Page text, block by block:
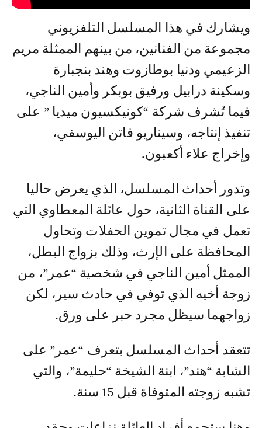
ويشارك في هذا المسلسل التلفزيوني
مجموعة من الفنانين، من بينهم الممثلة مريم
الزعيمي ودنيا بوطازوت وهند بنجبارة
وسكينة درابيل ورفيق بوبكر وأمين الناجي،
فيما تُشرف شركة “كونيكسيون ميديا ” على
تنفيذ إنتاجه، وسيناريو فاتن اليوسفي،
وإخراج علاء أكعبون.
وتدور أحداث المسلسل، الذي يعرض حاليا
على القناة الثانية، حول عائلة المعطاوي التي
تعمل في مجال تموين الحفلات وتحاول
المحافظة على الإرث، وذلك بزواج البطل،
الممثل أمين الناجي في شخصية “عمر”، من
زوجة أخيه الذي توفي في حادث سير، لكن
زواجهما سيظل مجرد حبر على ورق.
تتعقد أحداث المسلسل بتعرف “عمر” على
الشابة “هند”، ابنة الشيخة “حليمة”، والتي
تشبه زوجته المتوفاة قبل 15 سنة.